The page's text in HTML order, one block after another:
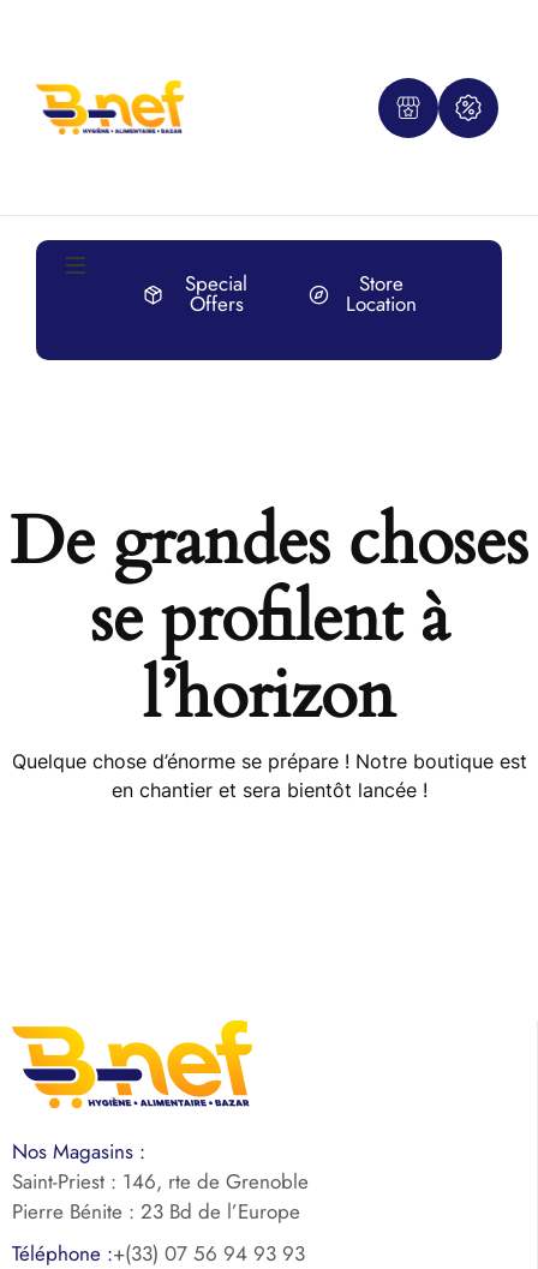
Special
Offers
Store
Location
De grandes choses
se profilent à
l’horizon
Quelque chose d’énorme se prépare ! Notre boutique est
en chantier et sera bientôt lancée !
Nos Magasins :
Saint-Priest : 146, rte de Grenoble
Pierre Bénite : 23 Bd de l’Europe
Téléphone :+(33) 07 56 94 93 93